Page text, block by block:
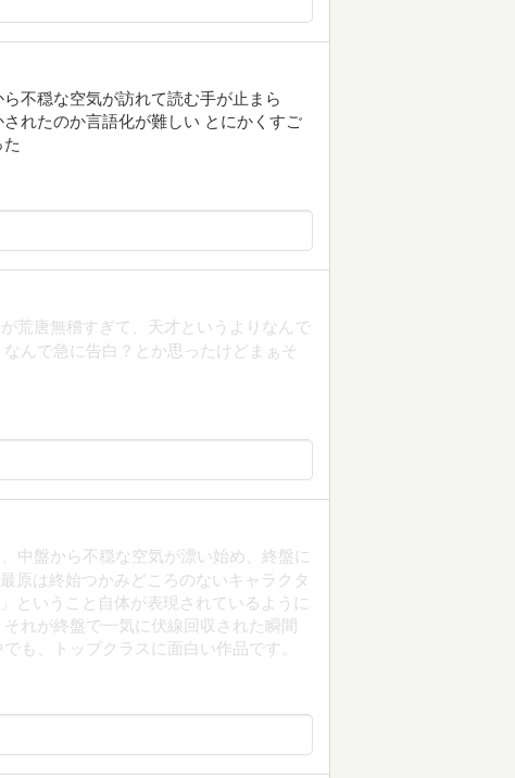
不穏な空気が訪れて読む手が止まら
れたのか言語化が難しい とにかくすご
荒唐無稽すぎて、天才というよりなんで
んで急に告白？とか思ったけどまぁそ
中盤から不穏な空気が漂い始め、終盤に
原は終始つかみどころのないキャラクタ
ということ自体が表現されているように
れが終盤で一気に伏線回収された瞬間
も、トップクラスに面白い作品です。